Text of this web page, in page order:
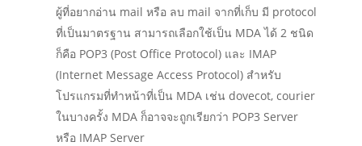
ผู้ที่อยากอ่าน mail หรือ ลบ mail จากที่เก็บ มี protocol
ที่เป็นมาตรฐาน สามารถเลือกใช้เป็น MDA ได้ 2 ชนิด
ก็คือ POP3 (Post Office Protocol) และ IMAP
(Internet Message Access Protocol) สำหรับ
โปรแกรมที่ทำหน้าที่เป็น MDA เช่น dovecot, courier
ในบางครั้ง MDA ก็อาจจะถูกเรียกว่า POP3 Server
หรือ IMAP Server